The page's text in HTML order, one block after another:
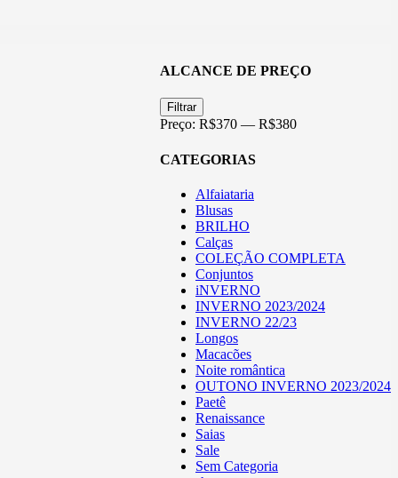
ALCANCE DE PREÇO
Preço
mínimo
Preço
máximo
Filtrar
Preço: R$370 — R$380
CATEGORIAS
Alfaiataria
Blusas
BRILHO
Calças
COLEÇÃO COMPLETA
Conjuntos
iNVERNO
INVERNO 2023/2024
INVERNO 22/23
Longos
Macacões
Noite romântica
OUTONO INVERNO 2023/2024
Paetê
Renaissance
Saias
Sale
Sem Categoria